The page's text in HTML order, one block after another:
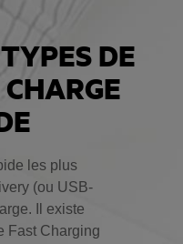
DE
les plus
(ou USB-
Il existe
Fast Charging